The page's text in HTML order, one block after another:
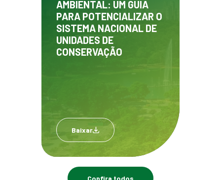
AMBIENTAL: UM GUIA
PARA POTENCIALIZAR O
SISTEMA NACIONAL DE
UNIDADES DE
CONSERVAÇÃO
Baixar